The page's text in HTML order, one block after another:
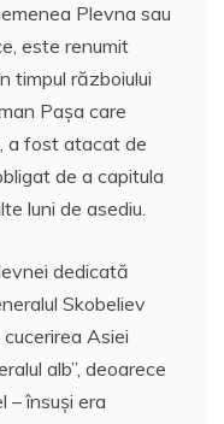
z
ă
Plevna sau
este renumit
timpul războiului
Paşa care
a fost atacat de
de a capitula
luni de asediu.
dedicată
Skobeliev
Asiei
alb”, deoarece
– însuşi era